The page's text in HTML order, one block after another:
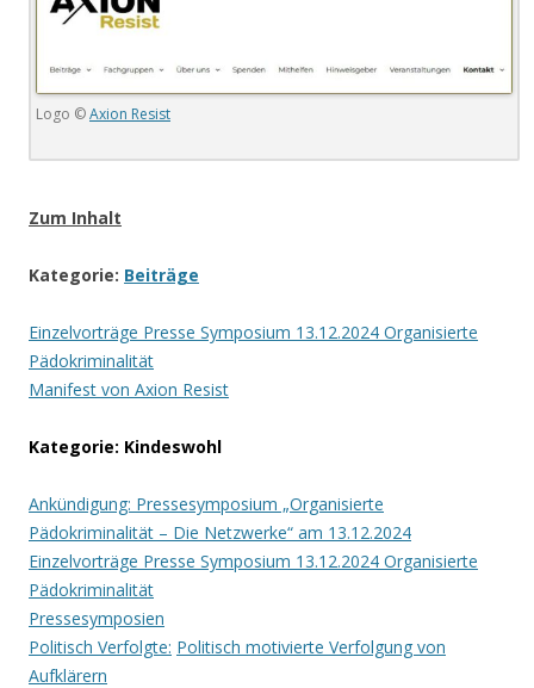
Logo ©Axion Resist
Zum Inhalt
Kategorie: Beiträge
Einzelvorträge Presse Symposium 13.12.2024 Organisierte
Pädokriminalität
Manifest von Axion Resist
Kategorie: Kindeswohl
Ankündigung: Pressesymposium „Organisierte
Pädokriminalität – Die Netzwerke“ am 13.12.2024
Einzelvorträge Presse Symposium 13.12.2024 Organisierte
Pädokriminalität
Pressesymposien
Politisch Verfolgte: Politisch motivierte Verfolgung von
Aufklärern